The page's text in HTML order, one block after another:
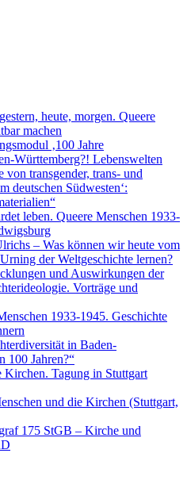
heute, morgen. Queere
machen
‚100 Jahre
Württemberg?! Lebenswelten
von transgender, trans- und
deutschen Südwesten‘:
leben. Queere Menschen 1933-
– Was können wir heute vom
der Weltgeschichte lernen?
und Auswirkungen der
Vorträge und
1933-1945. Geschichte
in Baden-
100 Jahren?“
Kirchen. Tagung in Stuttgart
und die Kirchen (Stuttgart,
175 StGB – Kirche und